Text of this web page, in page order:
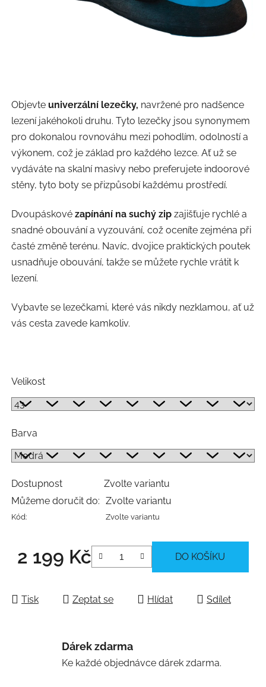
Objevte univerzální lezečky, navržené pro nadšence
lezení jakéhokoli druhu. Tyto lezečky jsou synonymem
pro dokonalou rovnováhu mezi pohodlím, odolností a
výkonem, což je základ pro každého lezce. Ať už se
vydáváte na skalní masivy nebo preferujete indoorové
stěny, tyto boty se přizpůsobí každému prostředí.
Dvoupáskové zapínání na suchý zipzajišťuje rychlé a
snadné obouvání a vyzouvání, což oceníte zejména při
časté změně terénu. Navíc, dvojice praktických poutek
usnadňuje obouvání, takže se můžete rychle vrátit k
lezení.
Vybavte se lezečkami, které vás nikdy nezklamou, ať už
vás cesta zavede kamkoliv.
Velikost
Barva
Dostupnost
Zvolte variantu
Můžeme doručit do: Zvolte variantu
Kód: Zvolte variantu
2 199 Kč DO KOŠÍKU
Tisk Zeptat se Hlídat Sdílet
Dárek zdarma
Ke každé objednávce dárek zdarma.